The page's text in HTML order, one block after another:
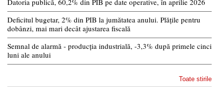
Datoria publică, 60,2% din PIB pe date operative, în aprilie 2026
Deficitul bugetar, 2% din PIB la jumătatea anului. Plățile pentru
dobânzi, mai mari decât ajustarea fiscală
Semnal de alarmă - producția industrială, -3,3% după primele cinci
luni ale anului
Toate stirile